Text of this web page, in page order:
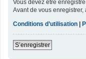
Vous devez être
Avant de vous
Conditions d’utilisation |
S’enregistrer